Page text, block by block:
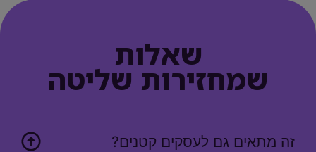
שאלות
שמחזירות שליטה
זה מתאים גם לעסקים קטנים?